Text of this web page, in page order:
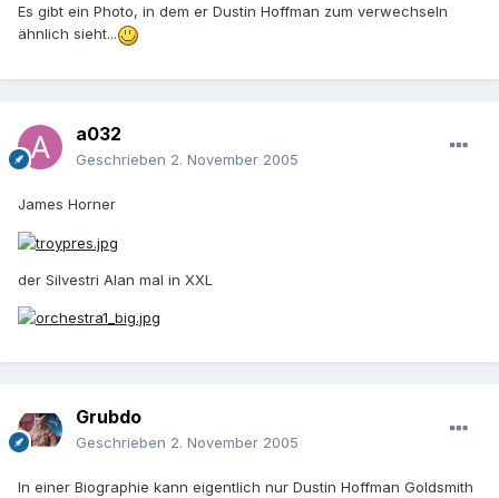
Es gibt ein Photo, in dem er Dustin Hoffman zum verwechseln
ähnlich sieht...
a032
Geschrieben 2. November 2005
James Horner
der Silvestri Alan mal in XXL
Grubdo
Geschrieben 2. November 2005
In einer Biographie kann eigentlich nur Dustin Hoffman Goldsmith